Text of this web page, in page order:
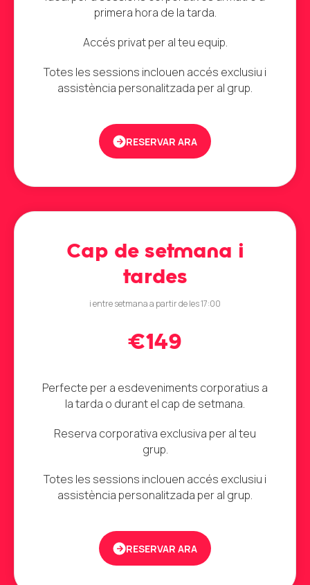
primera hora de la tarda.
Accés privat per al teu equip.
Totes les sessions inclouen accés exclusiu i
assistència personalitzada per al grup.
RESERVAR ARA
Cap de setmana i
tardes
i entre setmana a partir de les 17:00
€149
Perfecte per a esdeveniments corporatius a
la tarda o durant el cap de setmana.
Reserva corporativa exclusiva per al teu
grup.
Totes les sessions inclouen accés exclusiu i
assistència personalitzada per al grup.
RESERVAR ARA